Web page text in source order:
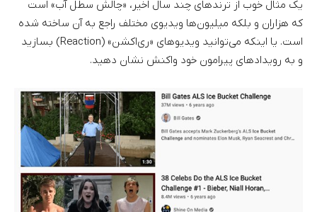
یک مثال خوب از ترندهای چند سال اخیر، «چالش سطل آب» است
که هزاران و بلکه میلیون‌ها ویدیوی مختلف راجع به آن ساخته شده
است. یا اینکه می‌توانید ویدیوهای «ری‌اکشن» (Reaction) بسازید
و به رویدادهای پیرامون خود واکنش نشان دهید.